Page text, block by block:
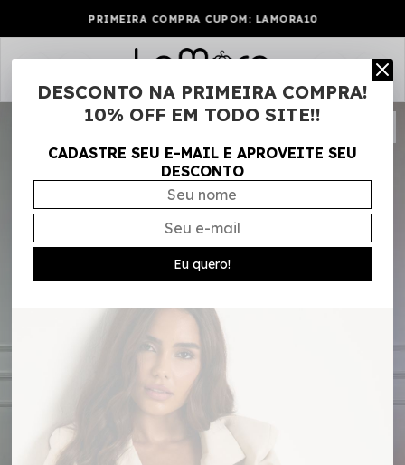
PRIMEIRA COMPRA CUPOM: LAMORA10
0
DESCONTO NA PRIMEIRA COMPRA!
10% OFF EM TODO SITE!!
CADASTRE SEU E-MAIL E APROVEITE SEU
DESCONTO
Eu quero!